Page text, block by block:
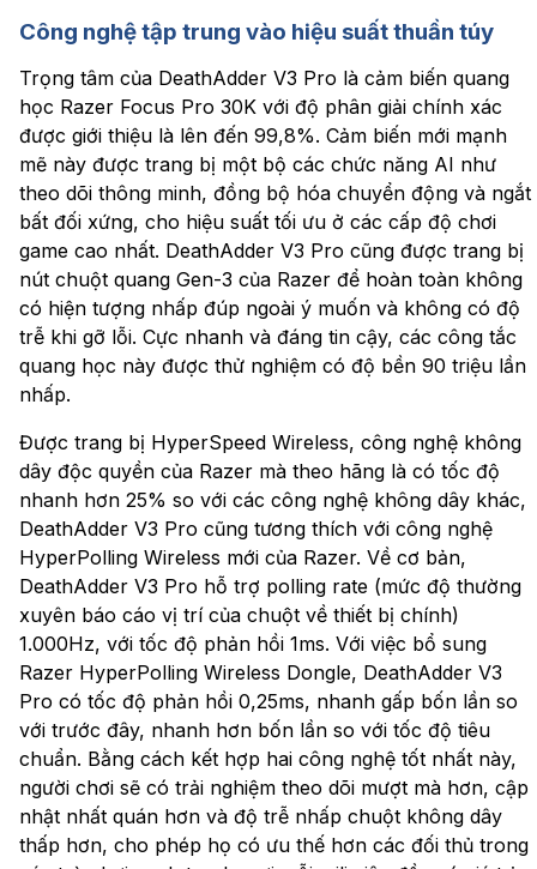
Công nghệ tập trung vào hiệu suất thuần túy
Trọng tâm của DeathAdder V3 Pro là cảm biến quang
học Razer Focus Pro 30K với độ phân giải chính xác
được giới thiệu là lên đến 99,8%. Cảm biến mới mạnh
mẽ này được trang bị một bộ các chức năng AI như
theo dõi thông minh, đồng bộ hóa chuyển động và ngắt
bất đối xứng, cho hiệu suất tối ưu ở các cấp độ chơi
game cao nhất. DeathAdder V3 Pro cũng được trang bị
nút chuột quang Gen-3 của Razer để hoàn toàn không
có hiện tượng nhấp đúp ngoài ý muốn và không có độ
trễ khi gỡ lỗi. Cực nhanh và đáng tin cậy, các công tắc
quang học này được thử nghiệm có độ bền 90 triệu lần
nhấp.
Được trang bị HyperSpeed ​​Wireless, công nghệ không
dây độc quyền của Razer mà theo hãng là có tốc độ
nhanh hơn 25% so với các công nghệ không dây khác,
DeathAdder V3 Pro cũng tương thích với công nghệ
HyperPolling Wireless mới của Razer. Về cơ bản,
DeathAdder V3 Pro hỗ trợ polling rate (mức độ thường
xuyên báo cáo vị trí của chuột về thiết bị chính)
1.000Hz, với tốc độ phản hồi 1ms. Với việc bổ sung
Razer HyperPolling Wireless Dongle, DeathAdder V3
Pro có tốc độ phản hồi 0,25ms, nhanh gấp bốn lần so
với trước đây, nhanh hơn bốn lần so với tốc độ tiêu
chuẩn. Bằng cách kết hợp hai công nghệ tốt nhất này,
người chơi sẽ có trải nghiệm theo dõi mượt mà hơn, cập
nhật nhất quán hơn và độ trễ nhấp chuột không dây
thấp hơn, cho phép họ có ưu thế hơn các đối thủ trong